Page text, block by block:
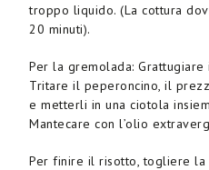
troppo liquido. (La cottura
20 minuti).
Per la gremolada:
Tritare il peperoncino, il
e metterli in una ciotola
Mantecare con l’olio
Per finire il risotto, togliere